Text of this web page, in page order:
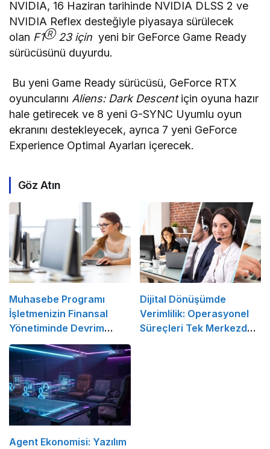
NVIDIA, 16 Haziran tarihinde NVIDIA DLSS 2 ve
NVIDIA Reflex desteğiyle piyasaya sürülecek
olan F1Ⓡ23 için yeni bir GeForce Game Ready
sürücüsünü duyurdu.
Bu yeni Game Ready sürücüsü, GeForce RTX
oyuncularını Aliens: Dark Descentiçin oyuna hazır
hale getirecek ve 8 yeni G-SYNC Uyumlu oyun
ekranını destekleyecek, ayrıca 7 yeni GeForce
Experience Optimal Ayarları içerecek.
Göz Atın
Muhasebe Programı
İşletmenizin Finansal
Yönetiminde Devrim
Yaratacak Çözüm
Dijital Dönüşümde
Verimlilik: Operasyonel
Süreçleri Tek Merkezden
Agent Ekonomisi: Yazılım